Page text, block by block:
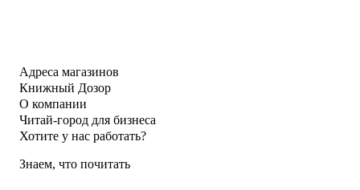
Адреса магазинов
Книжный Дозор
О компании
Читай-город для бизнеса
Хотите у нас работать?
Знаем, что почитать